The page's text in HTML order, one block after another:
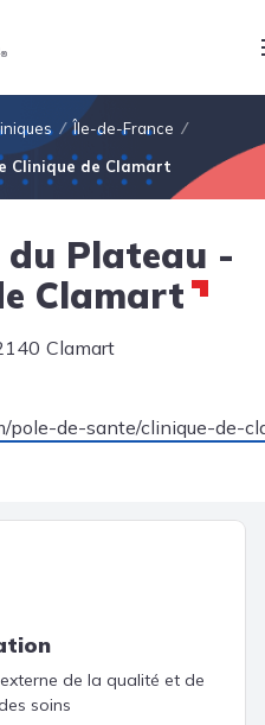
Île-de-France
Clinique de Clamart
du Plateau -
Clamart
Clamart
pole-de-sante/clinique-de-
de la qualité et de
soins